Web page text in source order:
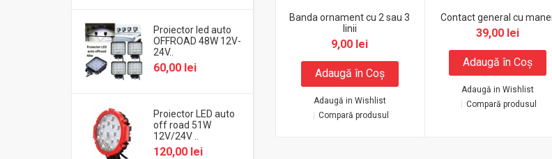
Proiector led auto
OFFROAD 48W 12V-
24V..
60,00 lei
Proiector LED auto
off road 51W
12V/24V ..
120,00 lei
Banda ornament cu 2 sau 3
linii
9,00 lei
Adaugă în Coş
Adaugă in Wishlist
Compară produsul
Contact general cu
39,00 lei
Adaugă în Coş
Adaugă in Wishlist
Compară produsul